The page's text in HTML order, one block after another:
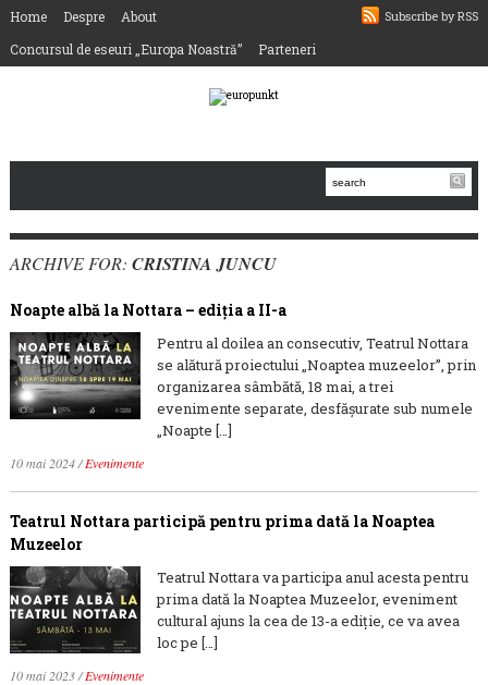
Subscribe by RSS
Home Despre
About
Concursul de eseuri „Europa Noastră”
Parteneri
ARCHIVE FOR: CRISTINA JUNCU
Noapte albă la Nottara – ediția a II-a
Pentru al doilea an consecutiv, Teatrul Nottara
se alătură proiectului „Noaptea muzeelor”, prin
organizarea sâmbătă, 18 mai, a trei
evenimente separate, desfășurate sub numele
„Noapte […]
10 mai 2024/Evenimente
Teatrul Nottara participă pentru prima dată la Noaptea
Muzeelor
Teatrul Nottara va participa anul acesta pentru
prima dată la Noaptea Muzeelor, eveniment
cultural ajuns la cea de 13-a ediție, ce va avea
loc pe […]
10 mai 2023/Evenimente